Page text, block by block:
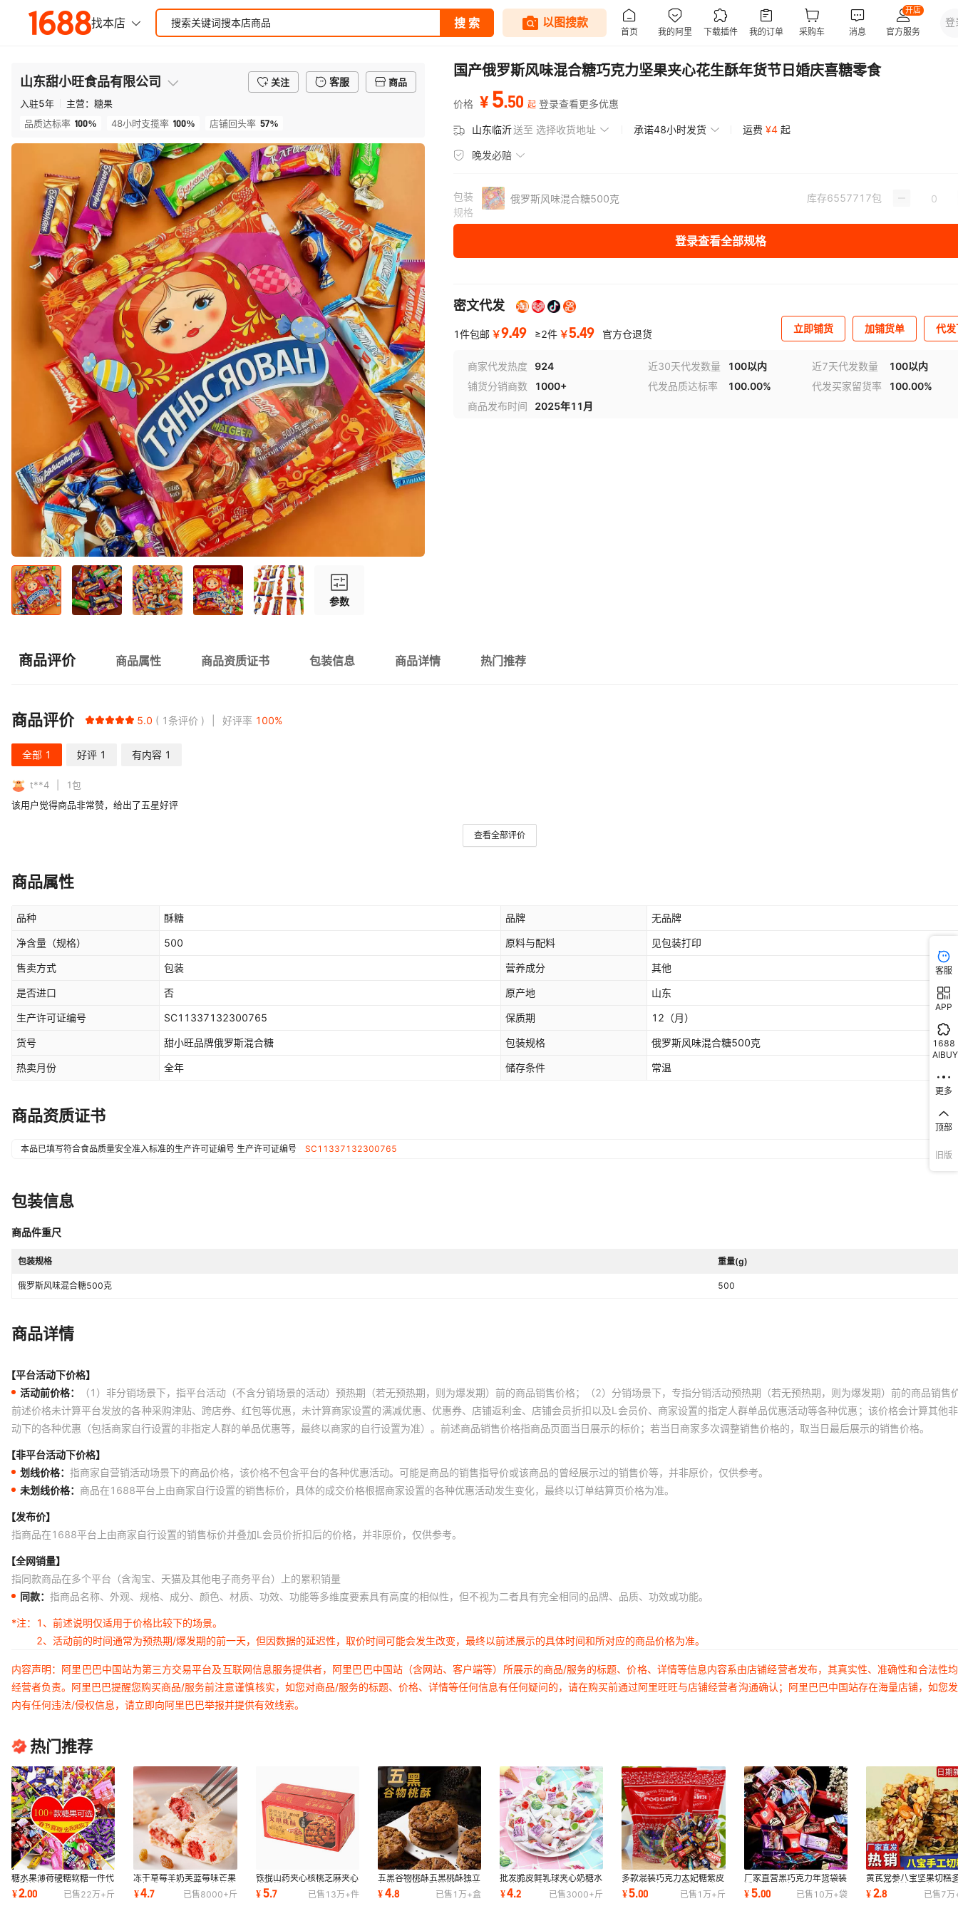
山东甜小旺食品有限公司 关注 客服
商品
入驻5年 主营： 糖果
品质达标率 100% 48小时支揽率 100% 店铺回头率 57%
参数
国产俄罗斯风味混合糖巧克力坚果夹心花生酥年货节日婚庆喜糖零食
价格 ¥ 5.50 起 登录查看更多优惠
山东临沂送至 选择收货地址 承诺48小时发货 运费 ¥4 起
晚发必赔
包装
规格
俄罗斯风味混合糖500克 库存6557717包
登录查看全部规格
密文代发
1件包邮 ￥9.49 ≥2件 ￥5.49 官方仓退货 立即铺货 加铺货单 代
商家代发热度 924 近30天代发数量 100以内 近7天代发数量
100以内
铺货分销商数
1000+ 代发品质达标率 100.00% 代发买家留货率
100.00%
商品发布时间
2025年11月
商品评价 商品属性 商品资质证书 包装信息 商品详情 热门推荐
商品评价 5.0 1条评价 好评率 100%
全部 1 好评 1 有内容 1
t**4 1包
该用户觉得商品非常赞，给出了五星好评
查看全部评价
商品属性
品种 酥糖 品牌 无品牌
净含量（规格） 500 原料与配料 见包装打印
售卖方式 包装 营养成分 其他
是否进口 否 原产地 山东
生产许可证编号 SC11337132300765 保质期 12 （月）
货号 甜小旺品牌俄罗斯混合糖 包装规格 俄罗斯风味混合糖500克
热卖月份 全年 储存条件 常温
商品资质证书
本品已填写符合食品质量安全准入标准的生产许可证编号 生产许可证编号 SC11337132300765
包装信息
商品件重尺
包装规格 重量(g)
俄罗斯风味混合糖500克 500
商品详情
【平台活动下价格】
活动前价格：
（1）非分销场景下，指平台活动（不含分销场景的活动）预热期（若无预热期，则为爆发期）前的商品销售价格；（2）分销场景下，专指分销活动预热期（若无预热期，则为爆发期）前的商品销售
前述价格未计算平台发放的各种采购津贴、跨店券、红包等优惠，未计算商家设置的满减优惠、优惠券、店铺返利金、店铺会员折扣以及L会员价、商家设置的指定人群单品优惠活动等各种优惠；该价格会计算其他
动下的各种优惠（包括商家自行设置的非指定人群的单品优惠等，最终以商家的自行设置为准）。前述商品销售价格指商品页面当日展示的标价；若当日商家多次调整销售价格的，取当日最后展示的销售价格。
【非平台活动下价格】
划线价格： 指商家自营销活动场景下的商品价格，该价格不包含平台的各种优惠活动。可能是商品的销售指导价或该商品的曾经展示过的销售价等，并非原价，仅供参考。
未划线价格： 商品在1688平台上由商家自行设置的销售标价，具体的成交价格根据商家设置的各种优惠活动发生变化，最终以订单结算页价格为准。
【发布价】
指商品在1688平台上由商家自行设置的销售标价并叠加L会员价折扣后的价格，并非原价，仅供参考。
【全网销量】
指同款商品在多个平台（含淘宝、天猫及其他电子商务平台）上的累积销量
同款： 指商品名称、外观、规格、成分、颜色、材质、功效、功能等多维度要素具有高度的相似性，但不视为二者具有完全相同的品牌、品质、功效或功能。
*注：
1、前述说明仅适用于价格比较下的场景。
2、活动前的时间通常为预热期/爆发期的前一天，但因数据的延迟性，取价时间可能会发生改变，最终以前述展示的具体时间和所对应的商品价格为准。
内容声明：阿里巴巴中国站为第三方交易平台及互联网信息服务提供者，阿里巴巴中国站（含网站、客户端等）所展示的商品/服务的标题、价格、详情等信息内容系由店铺经营者发布，其真实性、准确性和合法性
经营者负责。阿里巴巴提醒您购买商品/服务前注意谨慎核实，如您对商品/服务的标题、价格、详情等任何信息有任何疑问的，请在购买前通过阿里旺旺与店铺经营者沟通确认；阿里巴巴中国站存在海量店铺，如您
内有任何违法/侵权信息，请立即向阿里巴巴举报并提供有效线索。
热门推荐
糖水果薄荷硬糖软糖一件代
发酥糖榴莲椰子话梅巧克力
多彩糖批发
¥2.00 已售22万+斤
冻干草莓羊奶芙蓝莓味芒果
味奶香味抹茶味独立包装休
闲工厂直营
¥4.7 已售8000+斤
铁棍山药夹心核桃芝麻夹心
桃酥松软可口厂家直营一件
代发批发
¥5.7 已售 13万+件
五黑谷物桃酥五黑桃酥独立
包装早餐零食酥性饼干批发
一件代发
¥4.8 已售 1万+盒
批发脆皮鲜乳球夹心奶糖水
果软糖结婚喜糖婚庆喜糖一
件代发
¥4.2 已售3000+斤
多款混装巧克力太妃糖紫皮
糖士力架糖果俄罗斯风味国
产零食批发
¥5.00 已售 1万+斤
厂家直营黑巧克力年货袋装
婚庆生日喜糖果夹心混合巧
克力糖果批发
¥5.00 已售 10万+袋
黄芪党参八宝坚果切糕
坚果混搭独立包装休闲
传统糕点代发
¥2.8 已售7万
客服
APP
1688
AIBUY
更多
顶部
旧版